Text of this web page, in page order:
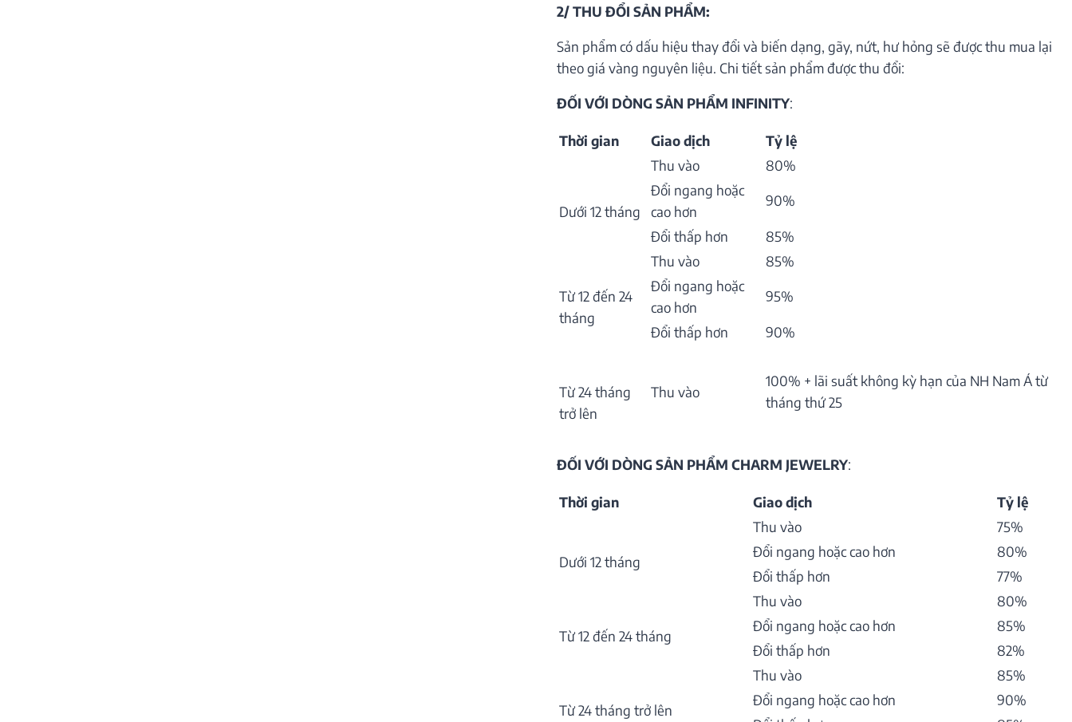
2/ THU ĐỔI SẢN PHẨM:
Sản phẩm có dấu hiệu thay đổi và biến dạng, gãy, nứt, hư hỏng sẽ được thu mua lại
theo giá vàng nguyên liệu. Chi tiết sản phẩm được thu đổi:
ĐỐI VỚI DÒNG SẢN PHẨM INFINITY:
Thời gian Giao dịch Tỷ lệ
Dưới 12 tháng
Thu vào
80%
Đổi ngang hoặc
cao hơn
90%
Đổi thấp hơn 85%
Từ 12 đến 24
tháng
Thu vào
85%
Đổi ngang hoặc
cao hơn
95%
Đổi thấp hơn 90%
Từ 24 tháng
trở lên
Thu vào
100% + lãi suất không kỳ hạn của NH Nam Á từ
tháng thứ 25
ĐỐI VỚI DÒNG SẢN PHẨM CHARM JEWELRY:
Thời gian Giao dịch Tỷ lệ
Dưới 12 tháng
Thu vào
75%
Đổi ngang hoặc cao hơn
80%
Đổi thấp hơn
77%
Từ 12 đến 24 tháng
Thu vào
80%
Đổi ngang hoặc cao hơn
85%
Đổi thấp hơn
82%
Từ 24 tháng trở lên
Thu vào
85%
Đổi ngang hoặc cao hơn
90%